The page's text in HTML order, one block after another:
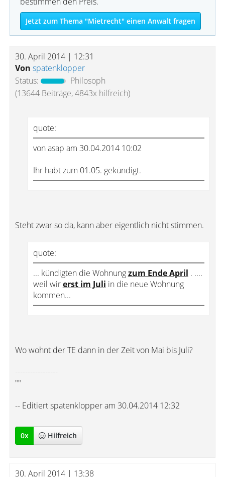
Jetzt zum Thema "Mietrecht" einen Anwalt fragen
30. April 2014 | 12:31
Von spatenklopper
Status:
Philosoph
(13644 Beiträge, 4843x hilfreich)
quote:
von asap am 30.04.2014 10:02
Ihr habt zum 01.05. gekündigt.
Steht zwar so da, kann aber eigentlich nicht stimmen.
quote:
... kündigten die Wohnungzum Ende April . ....
weil wirerst im Juli in die neue Wohnung
kommen...
Wo wohnt der TE dann in der Zeit von Mai bis Juli?
-----------------
""
-- Editiert spatenklopper am 30.04.2014 12:32
0x Hilfreich
30. April 2014 | 13:38